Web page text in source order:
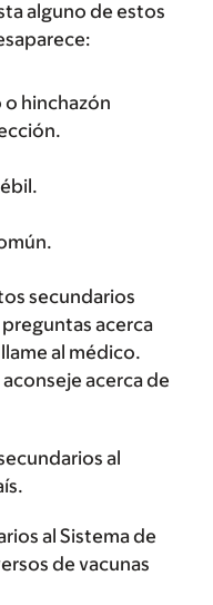
alguno de estos
hinchazón
secundarios
acerca
al médico.
acerca de
al
al Sistema de
de vacunas